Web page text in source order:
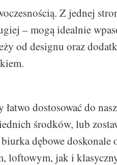
Z jednej
– mogą idealnie
od designu oraz
dostosować do
środków, lub
dębowe doskonale
loftowym, jak i